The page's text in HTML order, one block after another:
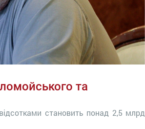
та
становить понад 2,5 млрд